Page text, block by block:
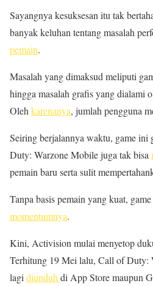
Sayangnya kesuksesan itu tak
banyak keluhan tentang masalah
pemain.
Masalah yang dimaksud meliputi
hingga masalah grafis yang dialami
Oleh karenanya, jumlah pengguna
Seiring berjalannya waktu, game ini
Duty: Warzone Mobile juga tak bisa
pemain baru serta sulit
Tanpa basis pemain yang kuat,
momentumnya.
Kini, Activision mulai menyetop
Terhitung 19 Mei lalu, Call of Duty:
lagi diunduh di App Store maupun